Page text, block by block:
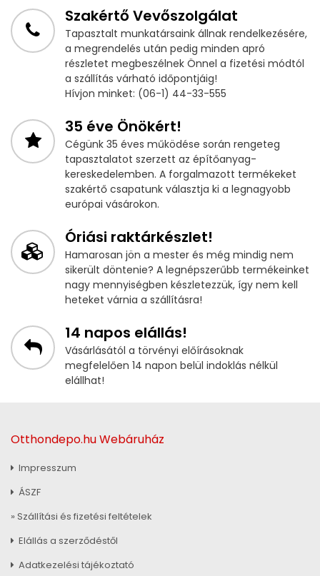
Szakértő Vevőszolgálat
Tapasztalt munkatársaink állnak rendelkezésére,
a megrendelés után pedig minden apró
részletet megbeszélnek Önnel a fizetési módtól
a szállítás várható időpontjáig!
Hívjon minket: (06-1) 44-33-555
35 éve Önökért!
Cégünk 35 éves működése során rengeteg
tapasztalatot szerzett az építőanyag-
kereskedelemben. A forgalmazott termékeket
szakértő csapatunk választja ki a legnagyobb
európai vásárokon.
Óriási raktárkészlet!
Hamarosan jön a mester és még mindig nem
sikerült döntenie? A legnépszerűbb termékeinket
nagy mennyiségben készletezzük, így nem kell
heteket várnia a szállításra!
14 napos elállás!
Vásárlásától a törvényi előírásoknak
megfelelően 14 napon belül indoklás nélkül
elállhat!
Otthondepo.hu Webáruház
Impresszum
ÁSZF
» Szállítási és fizetési feltételek
Elállás a szerződéstől
Adatkezelési tájékoztató